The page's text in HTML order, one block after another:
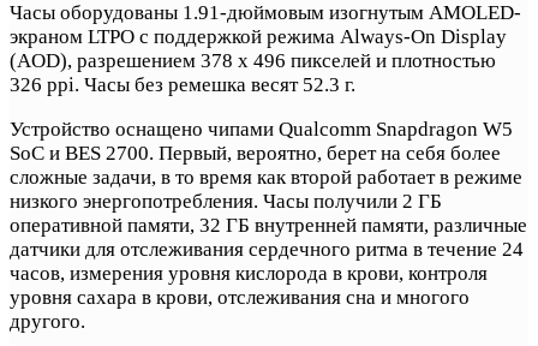
Часы оборудованы 1.91-дюймовым изогнутым AMOLED-
экраном LTPO с поддержкой режима Always-On Display
(AOD), разрешением 378 x 496 пикселей и плотностью
326 ppi. Часы без ремешка весят 52.3 г.
Устройство оснащено чипами Qualcomm Snapdragon W5
SoC и BES 2700. Первый, вероятно, берет на себя более
сложные задачи, в то время как второй работает в режиме
низкого энергопотребления. Часы получили 2 ГБ
оперативной памяти, 32 ГБ внутренней памяти, различные
датчики для отслеживания сердечного ритма в течение 24
часов, измерения уровня кислорода в крови, контроля
уровня сахара в крови, отслеживания сна и многого
другого.